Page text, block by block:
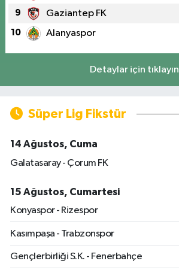
9 Gaziantep FK
10 Alanyaspor
Detaylar için tıklayın
Süper Lig Fikstür
14 Ağustos, Cuma
Galatasaray - Çorum FK
15 Ağustos, Cumartesi
Konyaspor - Rizespor
Kasımpaşa - Trabzonspor
Gençlerbirliği S.K. - Fenerbahçe